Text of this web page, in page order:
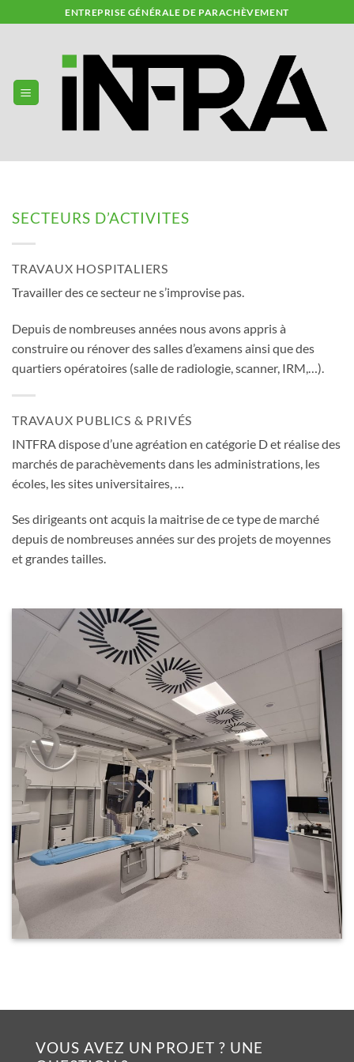
to
ENTREPRISE GÉNÉRALE DE PARACHÈVEMENT
SECTEURS D’ACTIVITES
TRAVAUX HOSPITALIERS
Travailler des ce secteur ne s’improvise pas.
Depuis de nombreuses années nous avons appris à
construire ou rénover des salles d’examens ainsi que des
quartiers opératoires (salle de radiologie, scanner, IRM,…).
TRAVAUX PUBLICS & PRIVÉS
INTFRA dispose d’une agréation en catégorie D et réalise des
marchés de parachèvements dans les administrations, les
écoles, les sites universitaires, …
Ses dirigeants ont acquis la maitrise de ce type de marché
depuis de nombreuses années sur des projets de moyennes
et grandes tailles.
VOUS AVEZ UN PROJET ? UNE